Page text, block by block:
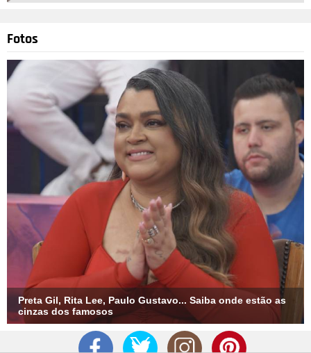
Fotos
Preta Gil, Rita Lee, Paulo Gustavo... Saiba onde estão as
cinzas dos famosos